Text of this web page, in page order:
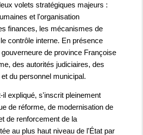
volets stratégiques majeurs :
et l'organisation
finances, les mécanismes de
contrôle interne. En présence
de province Françoise
des autorités judiciaires, des
du personnel municipal.
il expliqué, s'inscrit pleinement
de réforme, de modernisation de
de renforcement de la
au plus haut niveau de l'État par